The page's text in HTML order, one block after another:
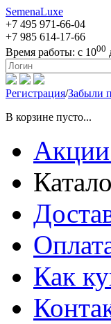
SemenaLuxe
+7 495 971-66-04
+7 985 614-17-66
Время работы: с 1000
127473, г. Москва,
Регистрация/Забыли
В корзине пусто...
Как